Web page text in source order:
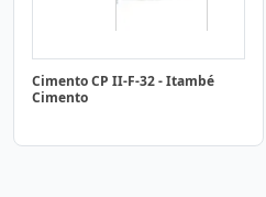
Cimento CP II-F-32 - Itambé
Cimento